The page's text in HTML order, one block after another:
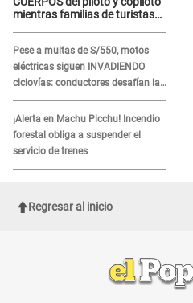
mientras familias de turistas
Pese a multas de S/550, motos
eléctricas siguen INVADIENDO
ciclovías: conductores desafían las
nuevas reglas
¡Alerta en Machu Picchu! Incendio
forestal obliga a suspender el
servicio de trenes
Regresar al inicio